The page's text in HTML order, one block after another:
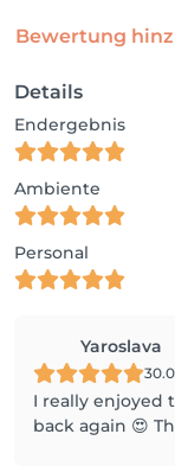
Bewertung
Details
Endergebnis
Ambiente
Personal
Yaroslava
I really enjoyed
back again 😍